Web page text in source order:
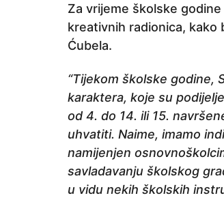
Za vrijeme školske
kreativnih radionica, kako
Ćubela.
“Tijekom školske godine,
karaktera, koje su
od 4. do 14. ili 15.
uhvatiti. Naime, imamo
namijenjen
savladavanju školskog
u vidu nekih školskih